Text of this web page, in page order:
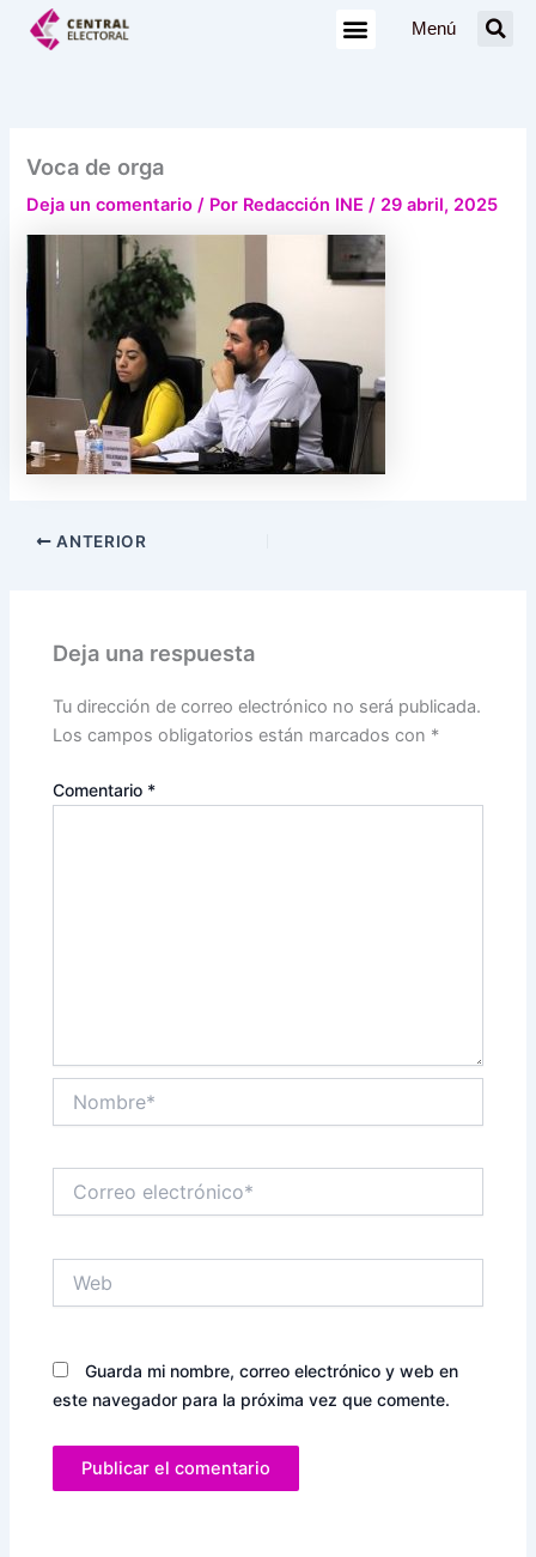
Menú
Voca de orga
Deja un comentario / Por Redacción INE/ 29 abril, 2025
ANTERIOR
Deja una respuesta
Tu dirección de correo electrónico no será publicada.
Los campos obligatorios están marcados con *
Comentario *
electrónico*
Guarda mi nombre, correo electrónico y web en
este navegador para la próxima vez que comente.